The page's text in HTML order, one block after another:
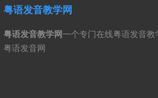
粤语发音教学网
粤语发音教学网一个专门在线粤语发音教
粤语发音网